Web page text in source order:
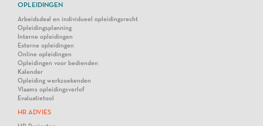
OPLEIDINGEN
Arbeidsdeal en individueel opleidingsrecht
Opleidingsplanning
Interne opleidingen
Externe opleidingen
Online opleidingen
Opleidingen voor bedienden
Kalender
Opleiding werkzoekenden
Vlaams opleidingsverlof
Evaluatietool
HR ADVIES